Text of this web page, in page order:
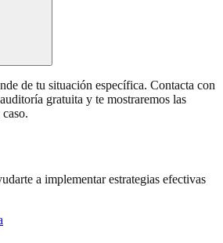
de tu situación específica. Contacta con
gratuita y te mostraremos las
a implementar estrategias efectivas